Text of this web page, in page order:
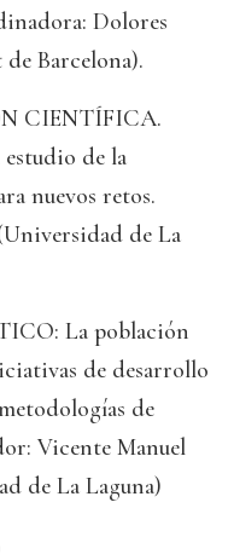
Dolores
Barcelona).
CIENTÍFICA.
de la
nuevos retos.
de La
La población
de desarrollo
de
Vicente Manuel
de La Laguna)